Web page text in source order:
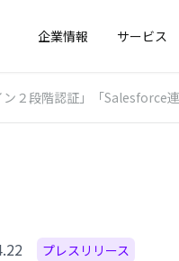
企業情報 サービス
２段階認証」「Salesforce連
プレスリリース